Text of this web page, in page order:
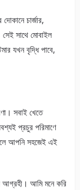
চার্জার,
সাথে মোবাইল
যখন বৃদ্ধি পাবে,
সবাই খেতে
প্রচুর পরিমাণে
আপনি সহজেই এই
আগ্রহী। আমি মনে করি